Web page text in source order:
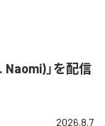
」を配信
2026.8.7